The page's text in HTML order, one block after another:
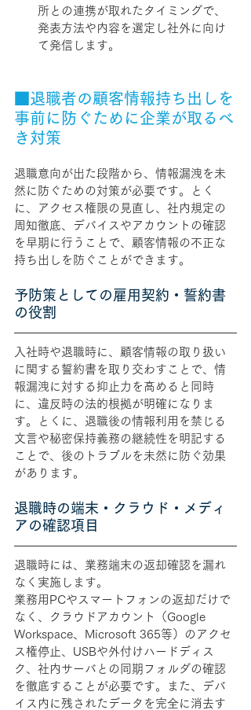
所との連携が取れたタイミングで、
発表方法や内容を選定し社外に向け
て発信します。
■退職者の顧客情報持ち出しを
事前に防ぐために企業が取るべ
き対策
退職意向が出た段階から、情報漏洩を未
然に防ぐための対策が必要です。とく
に、アクセス権限の見直し、社内規定の
周知徹底、デバイスやアカウントの確認
を早期に行うことで、顧客情報の不正な
持ち出しを防ぐことができます。
予防策としての雇用契約・誓約書
の役割
入社時や退職時に、顧客情報の取り扱い
に関する誓約書を取り交わすことで、情
報漏洩に対する抑止力を高めると同時
に、違反時の法的根拠が明確になりま
す。とくに、退職後の情報利用を禁じる
文言や秘密保持義務の継続性を明記する
ことで、後のトラブルを未然に防ぐ効果
があります。
退職時の端末・クラウド・メディ
アの確認項目
退職時には、業務端末の返却確認を漏れ
なく実施します。
業務用PCやスマートフォンの返却だけで
なく、クラウドアカウント（Google
Workspace、Microsoft 365等）のアクセ
ス権停止、USBや外付けハードディス
ク、社内サーバとの同期フォルダの確認
を徹底することが必要です。また、デバ
イス内に残されたデータを完全に消去す